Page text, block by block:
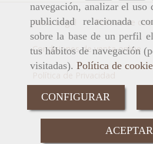
navegación, analizar el uso
publicidad relacionada
sobre la base de un perfil
tus hábitos de navegación
visitadas). Política de
CONFIGURAR
ACEPTAR
Consultar
Aviso Legal Política de
Condiciones de venta online
Política de Privacidad